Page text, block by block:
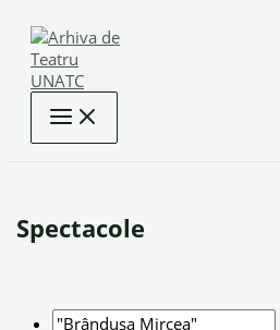
content
Spectacole